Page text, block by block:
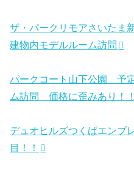
ザ・パークリモアさいた
建物内モデルルーム訪問
パークコート山下公園 予
ム訪問 価格に歪みあり！！
デュオヒルズつくばエン
目！！